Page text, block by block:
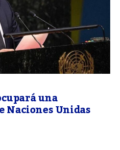
una
Naciones Unidas